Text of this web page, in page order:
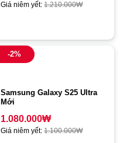
Giá niêm yết: 1.210.000₩
-2%
Samsung Galaxy S25 Ultra
Mới
1.080.000₩
Giá niêm yết: 1.100.000₩